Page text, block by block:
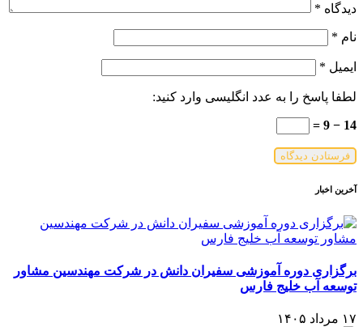
دیدگاه *
نام *
ایمیل *
لطفا پاسخ را به عدد انگلیسی وارد کنید:
14 − 9 =
آخرین اخبار
برگزاری دوره آموزشی سفیران دانش در شرکت مهندسین مشاور
توسعه آب خلیج فارس
۱۷ مرداد ۱۴۰۵